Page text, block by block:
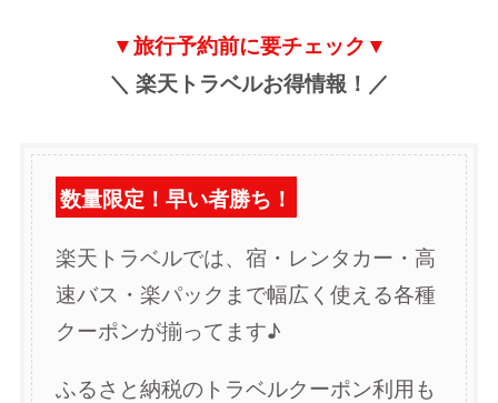
▼旅行予約前に要チェック▼
＼ 楽天トラベルお得情報！／
数量限定！早い者勝ち！
楽天トラベルでは、宿・レンタカー・高
速バス・楽パックまで幅広く使える各種
クーポンが揃ってます♪
ふるさと納税のトラベルクーポン利用も